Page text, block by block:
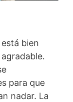
bien
para que
nadar. La